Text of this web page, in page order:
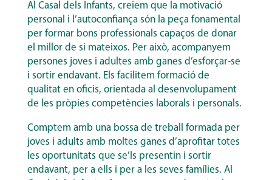
Al Casal dels Infants, creiem que la motivació
personal i l’autoconfiança són la peça fonamental
per formar bons professionals capaços de donar
el millor de si mateixos. Per això, acompanyem
persones joves i adultes amb ganes d’esforçar-se
i sortir endavant. Els facilitem formació de
qualitat en oficis, orientada al desenvolupament
de les pròpies competències laborals i personals.
Comptem amb una bossa de treball formada per
joves i adults amb moltes ganes d’aprofitar totes
les oportunitats que se’ls presentin i sortir
endavant, per a ells i per a les seves famílies. Al